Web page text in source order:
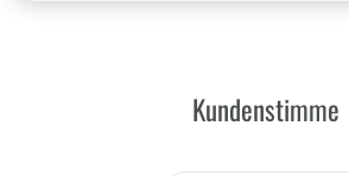
Kundenstimme